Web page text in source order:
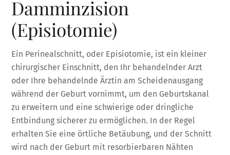
Damminzision
(Episiotomie)
Ein Perinealschnitt, oder Episiotomie, ist ein kleiner
chirurgischer Einschnitt, den Ihr behandelnder Arzt
oder Ihre behandelnde Ärztin am Scheidenausgang
während der Geburt vornimmt, um den Geburtskanal
zu erweitern und eine schwierige oder dringliche
Entbindung sicherer zu ermöglichen. In der Regel
erhalten Sie eine örtliche Betäubung, und der Schnitt
wird nach der Geburt mit resorbierbaren Nähten